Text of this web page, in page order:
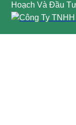
Hoạch Và Đầu